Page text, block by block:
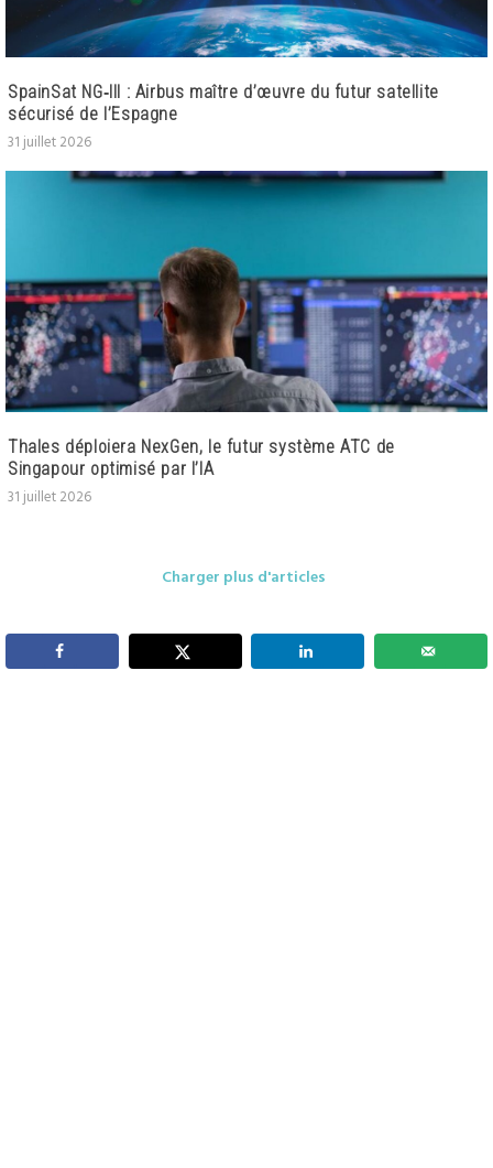
SpainSat NG‑III : Airbus maître d’œuvre du futur satellite
sécurisé de l’Espagne
31 juillet 2026
Thales déploiera NexGen, le futur système ATC de
Singapour optimisé par l’IA
31 juillet 2026
Charger plus d'articles